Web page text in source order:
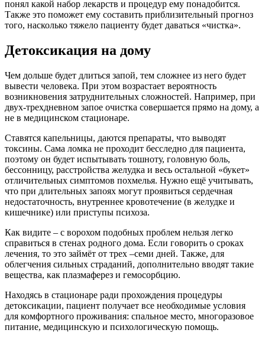
понял какой набор лекарств и процедур ему понадобится.
Также это поможет ему составить приблизительный прогноз
того, насколько тяжело пациенту будет даваться «чистка».
Детоксикация на дому
Чем дольше будет длиться запой, тем сложнее из него будет
вывести человека. При этом возрастает вероятность
возникновения затруднительных сложностей. Например, при
двух-трехдневном запое очистка совершается прямо на дому, а
не в медицинском стационаре.
Ставятся капельницы, даются препараты, что выводят
токсины. Сама ломка не проходит бесследно для пациента,
поэтому он будет испытывать тошноту, головную боль,
бессонницу, расстройства желудка и весь остальной «букет»
отличительных симптомов похмелья. Нужно ещё учитывать,
что при длительных запоях могут проявиться сердечная
недостаточность, внутреннее кровотечение (в желудке и
кишечнике) или приступы психоза.
Как видите – с ворохом подобных проблем нельзя легко
справиться в стенах родного дома. Если говорить о сроках
лечения, то это займёт от трех –семи дней. Также, для
облегчения сильных страданий, дополнительно вводят такие
вещества, как плазмаферез и гемосорбцию.
Находясь в стационаре ради прохождения процедуры
детоксикации, пациент получает все необходимые условия
для комфортного проживания: спальное место, многоразовое
питание, медицинскую и психологическую помощь.